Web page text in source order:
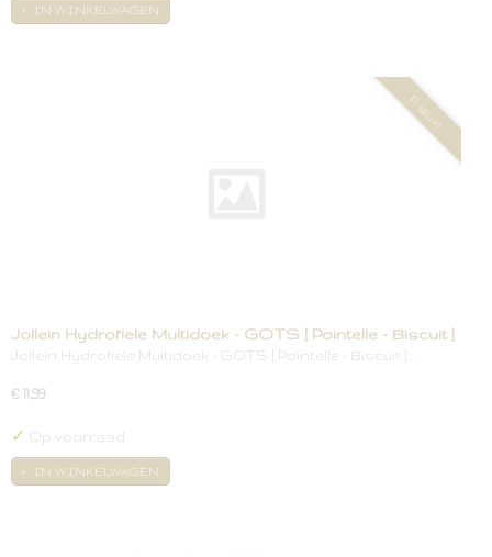
IN WINKELWAGEN
P. stuk!
Jollein Hydrofiele Multidoek - GOTS [ Pointelle - Biscuit ]
Jollein Hydrofiele Multidoek - GOTS [ Pointelle - Biscuit ]…
€ 11,99
✓ Op voorraad
IN WINKELWAGEN